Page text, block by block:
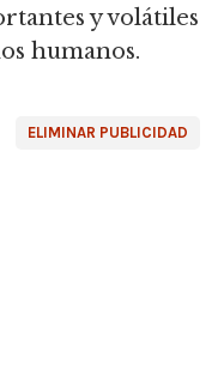
y volátiles
humanos.
ELIMINAR PUBLICIDAD